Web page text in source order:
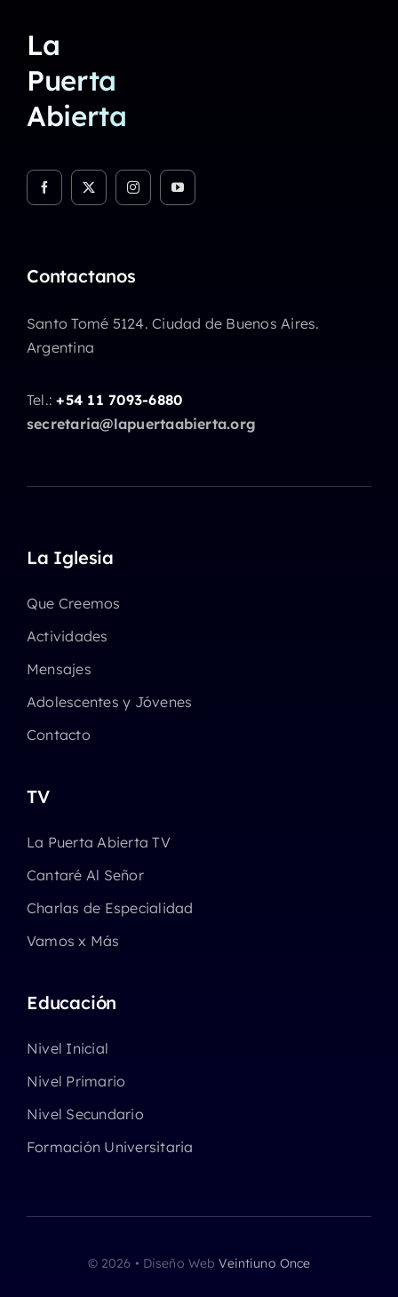
La
Puerta
Abierta
Contactanos
Santo Tomé 5124. Ciudad de Buenos Aires.
Argentina
Tel.:+54 11 7093-6880
secretaria@lapuertaabierta.org
La Iglesia
Que Creemos
Actividades
Mensajes
Adolescentes y Jóvenes
Contacto
TV
La Puerta Abierta TV
Cantaré Al Señor
Charlas de Especialidad
Vamos x Más
Educación
Nivel Inicial
Nivel Primario
Nivel Secundario
Formación Universitaria
© 2026 • Diseño WebVeintiuno Once